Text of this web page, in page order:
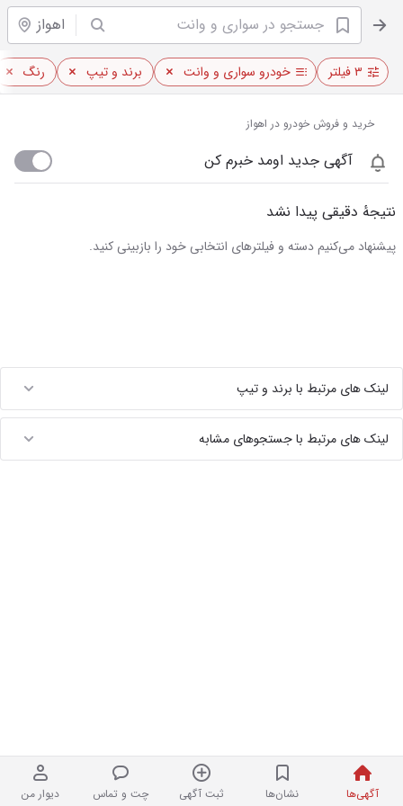
اهواز
آگهی‌ها نشان‌ها ثبت آگهی چت و تماس دیوار من
۳ فیلتر خودرو سواری و وانت برند و تیپ رنگ
خرید و فروش خودرو در اهواز
آگهی جدید اومد خبرم کن
نتیجهٔ دقیقی پیدا نشد
پیشنهاد می‌کنیم دسته و فیلترهای انتخابی خود را بازبینی کنید.
لینک های مرتبط با برند و تیپ
لینک های مرتبط با جستجوهای مشابه